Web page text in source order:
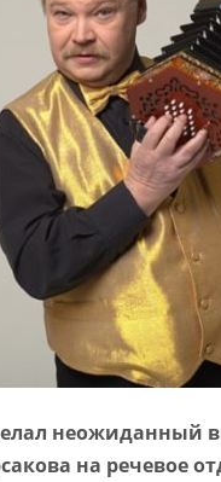
неожиданный
на речевое